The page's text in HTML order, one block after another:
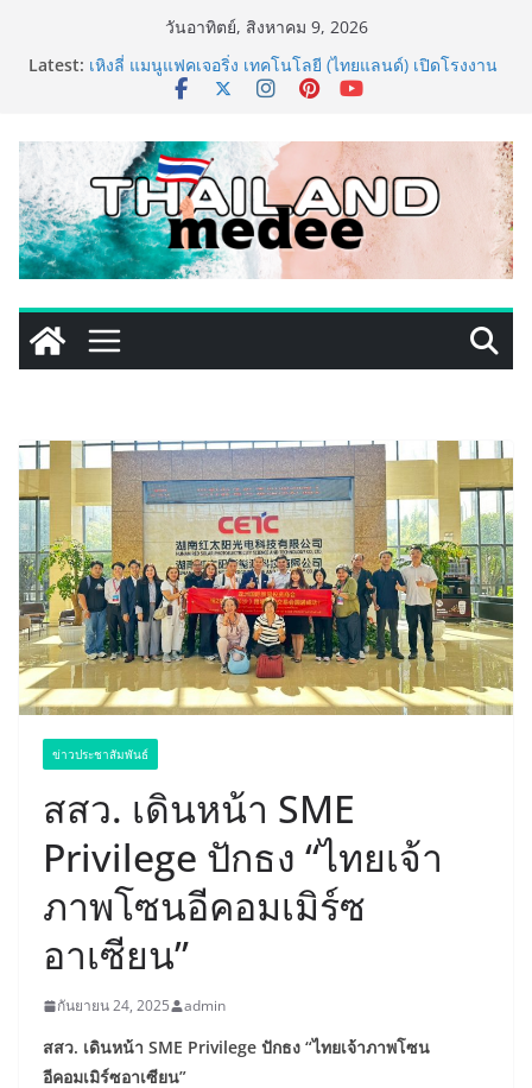
วันอาทิตย์, สิงหาคม 9, 2026
Latest:
ททท. ประกาศความสำเร็จ Village to the World Season
5 ผนึก 9 พันธมิตร ขับเคลื่อน ESG Tourism สืบสานพระ
ราชปณิธาน สร้างคุณค่าการท่องเที่ยวไทยอย่างยั่งยืน
แห่งใหม่ในชลบุรี เดินหน้าขยายฐานการผลิตสู่เอเชียตะวัน
ออกเฉียงใต้ เสริมแกร่งยุทธศาสตร์ระดับโลก
LORDNINE จัดศึกคนดังสายเกม ไทย ปะทะ ฟิลิปปินส์ ใน
“Rise of the Tenth Lord” เปิดสงครามกิลด์ข้ามประเทศ
ฉลองเซิร์ฟเวอร์ใหม่ เฮเลนา
PIPPER STANDARD® เปิดตัวแชมพูอาบน้ำ และ โฟมอาบ
แห้งสัตว์เลี้ยง ชูนวัตกรรมพลังธรรมชาติ “Zero-Residue”
เลียขนได้ ปลอดภัย ไร้สารตกค้าง
เริ่มแล้ว! อ.ต.ก.แฟร์ 4 ภาค @ภาคกลาง “มนต์เสน่ห์เกษตร
ไทย สู่ใจกลางมหานคร” ชวนชิม ช้อป สินค้าเกษตร
คุณภาพจากทั่วไทย วันนี้ – 8 สิงหาคมนี้ ณ ลานคนเมือง
ข่าวประชาสัมพันธ์
สสว. เดินหน้า SME
Privilege ปักธง “ไทยเจ้า
ภาพโซนอีคอมเมิร์ซ
อาเซียน”
กันยายน 24, 2025 admin
สสว. เดินหน้า SME Privilege ปักธง “ไทยเจ้าภาพโซน
อีคอมเมิร์ซอาเซียน”